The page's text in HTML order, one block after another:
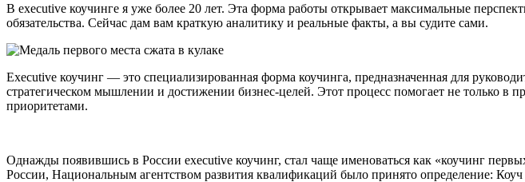
В executive коучинге я уже более 20 лет. Эта форма работы открывает максимальные
обязательства. Сейчас дам вам краткую аналитику и реальные факты, а вы судите сами.
Executive коучинг — это специализированная форма коучинга, предназначенная для
стратегическом мышлении и достижении бизнес-целей. Этот процесс помогает не только
приоритетами.
Однажды появившись в России executive коучинг, стал чаще именоваться как «коучинг
России, Национальным агентством развития квалификаций было принято определение: Коуч